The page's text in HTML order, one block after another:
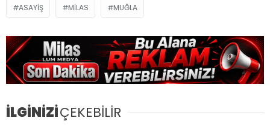
ASAYIŞ MILAS MUĞLA
İLGİNİZİÇEKEBİLİR